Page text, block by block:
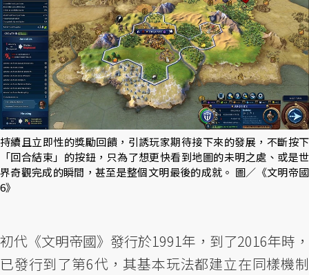
持續且立即性的獎勵回饋，引誘玩家期待接下來的發展，不斷按下
「回合結束」的按鈕，只為了想更快看到地圖的未明之處、或是世
界奇觀完成的瞬間，甚至是整個文明最後的成就。 圖／《文明帝國
6》
初代《文明帝國》發行於1991年，到了2016年時，
已發行到了第6代，其基本玩法都建立在同樣機制